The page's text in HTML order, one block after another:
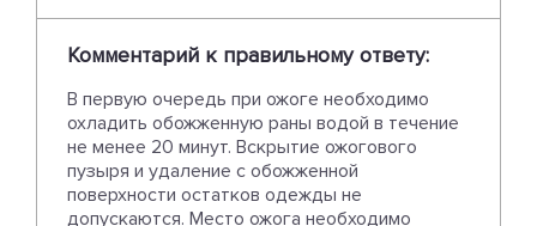
Комментарий к правильному ответу:
В первую очередь при ожоге необходимо
охладить обожженную раны водой в течение
не менее 20 минут. Вскрытие ожогового
пузыря и удаление с обожженной
поверхности остатков одежды не
допускаются. Место ожога необходимо